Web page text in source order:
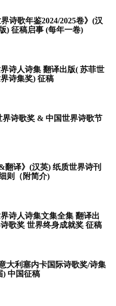
界诗歌年鉴2024/2025卷》(汉
) 征稿启事 (每年一卷)
诗人诗集 翻译出版( 苏菲世
诗集奖) 征稿
界诗歌奖 & 中国世界诗歌节
翻译》(汉英) 纸质世界诗刊
则（附简介)
诗人诗集文集全集 翻译出
歌奖 世界终身成就奖 征稿
大利塞内卡国际诗歌奖/诗集
) 中国征稿